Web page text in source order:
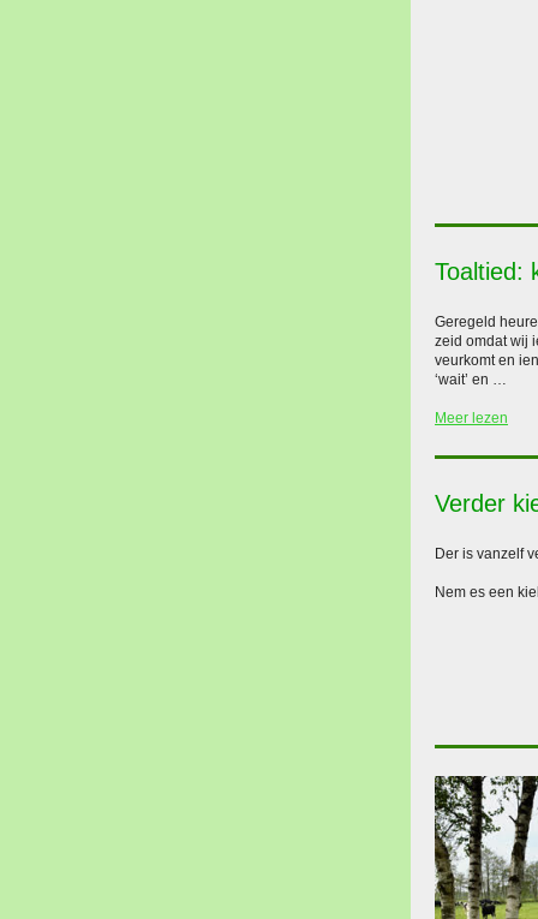
Toaltied:
Geregeld
zeid omdat wij
veurkomt en
‘wait’ en …
Meer lezen
Verder
Der is vanzelf
Nem es een